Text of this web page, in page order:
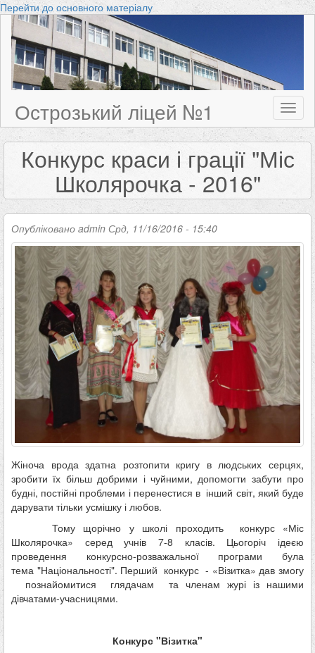
Перейти до основного матеріалу
Острозький ліцей №1
Конкурс краси і грації "Міс
Школярочка - 2016"
Опубліковано admin Срд, 11/16/2016 - 15:40
Жіноча врода здатна розтопити кригу в людських серцях,
зробити їх більш добрими і чуйними, допомогти забути про
будні, постійні проблеми і перенестися в інший світ, який буде
дарувати тільки усмішку і любов.
Тому щорічно у школі проходить конкурс «Міс
Школярочка» серед учнів 7-8 класів. Цьогоріч ідеєю
проведення конкурсно-розважальної програми була
тема "Національності". Перший конкурс - «Візитка» дав змогу
познайомитися глядачам та членам журі із нашими
дівчатами-учасницями.
Конкурс "Візитка"